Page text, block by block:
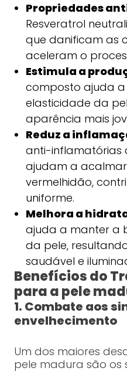
Propriedades
Resveratrol
que danificam as
aceleram o
Estimula a
composto ajuda
elasticidade da
aparência mais
Reduz a
anti-inflamatórias
ajudam a
vermelhidão,
uniforme.
Melhora a
ajuda a manter a
da pele,
saudável e
Benefícios do
para a pele
1. Combate aos
envelhecimento
Um dos maiores
pele madura são os